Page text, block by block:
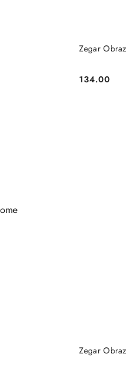
Cena:
134.00